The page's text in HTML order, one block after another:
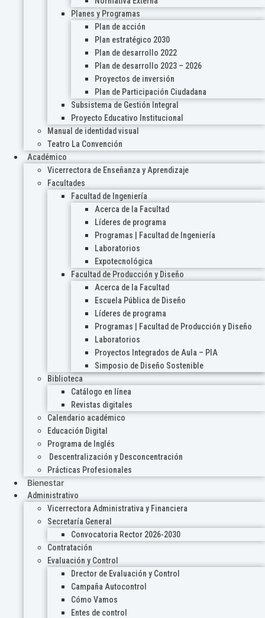
Planes y Programas
Plan de acción
Plan estratégico 2030
Plan de desarrollo 2022
Plan de desarrollo 2023 – 2026
Proyectos de inversión
Plan de Participación Ciudadana
Subsistema de Gestión Integral
Proyecto Educativo Institucional
Manual de identidad visual
Teatro La Convención
Académico
Vicerrectora de Enseñanza y Aprendizaje
Facultades
Facultad de Ingeniería
Acerca de la Facultad
Líderes de programa
Programas | Facultad de Ingeniería
Laboratorios
Expotecnológica
Facultad de Producción y Diseño
Acerca de la Facultad
Escuela Pública de Diseño
Líderes de programa
Programas | Facultad de Producción y Diseño
Laboratorios
Proyectos Integrados de Aula – PIA
Simposio de Diseño Sostenible
Biblioteca
Catálogo en línea
Revistas digitales
Calendario académico
Educación Digital
Programa de Inglés
Descentralización y Desconcentración
Prácticas Profesionales
Bienestar
Administrativo
Vicerrectora Administrativa y Financiera
Secretaría General
Convocatoria Rector 2026-2030
Contratación
Evaluación y Control
Drector de Evaluación y Control
Campaña Autocontrol
Cómo Vamos
Entes de control